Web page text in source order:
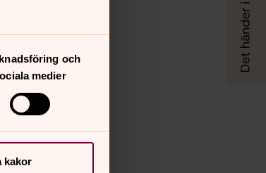
och
medier
kakor